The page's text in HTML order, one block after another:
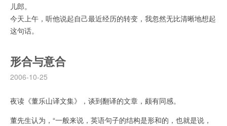
儿郎。
今天上午，听他说起自己最近经历的转变，我忽然无比清晰地想起
这句话。
形合与意合
2006-10-25
夜读《董乐山译文集》，谈到翻译的文章，颇有同感。
董先生认为，“一般来说，英语句子的结构是形和的，也就是说，